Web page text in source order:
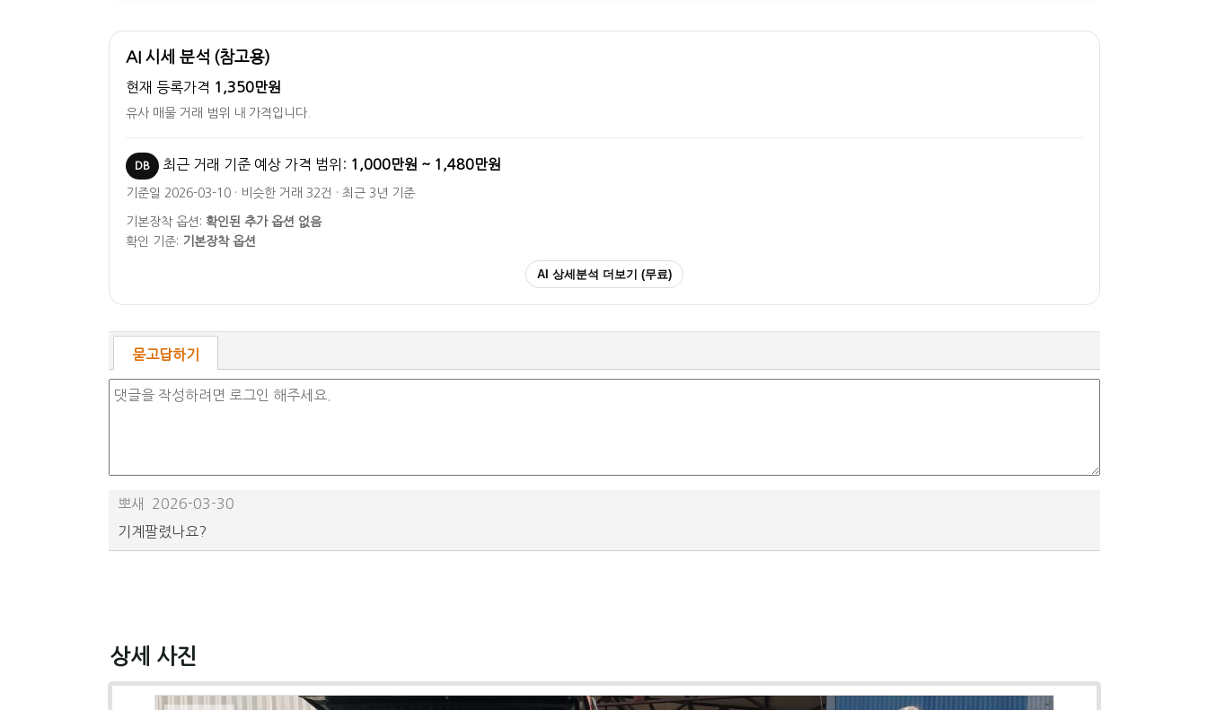
AI 시세 분석 (참고용)
현재 등록가격 1,350만원
유사 매물 거래 범위 내 가격입니다.
DB 최근 거래 기준 예상 가격 범위: 1,000만원 ~ 1,480만원
기준일 2026-03-10 · 비슷한 거래 32건 · 최근 3년 기준
기본장착 옵션: 확인된 추가 옵션 없음
확인 기준: 기본장착 옵션
AI 상세분석 더보기 (무료)
묻고답하기
뽀새
2026-03-30
기계팔렸나요?
상세 사진